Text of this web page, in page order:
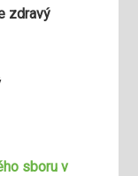
zdravý
sboru v